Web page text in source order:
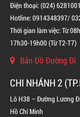
Điện thoại: (024)
Hotline: 0914348397/
Thời gian làm việc: Từ
17h30-19h00 (Từ T2-T7)
Bản Đồ Đường Đi
CHI NHÁNH 2
Lô H38 – Đường Lương
Hồ Chí Minh